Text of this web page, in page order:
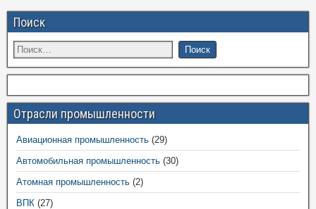
Поиск
Отрасли промышленности
Авиационная промышленность (29)
Автомобильная промышленность (30)
Атомная промышленность (2)
ВПК (27)